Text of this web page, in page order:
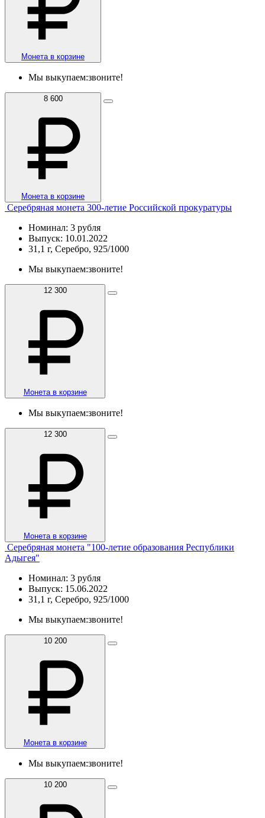
Монета в корзине
Мы выкупаем:звоните!
8 600
Монета в корзине
Серебряная монета 300-летие Российской прокуратуры
Номинал: 3 рубля
Выпуск: 10.01.2022
31,1 г, Серебро, 925/1000
Мы выкупаем:звоните!
12 300
Монета в корзине
Мы выкупаем:звоните!
12 300
Монета в корзине
Серебряная монета "100-летие образования Республики
Адыгея"
Номинал: 3 рубля
Выпуск: 15.06.2022
31,1 г, Серебро, 925/1000
Мы выкупаем:звоните!
10 200
Монета в корзине
Мы выкупаем:звоните!
10 200